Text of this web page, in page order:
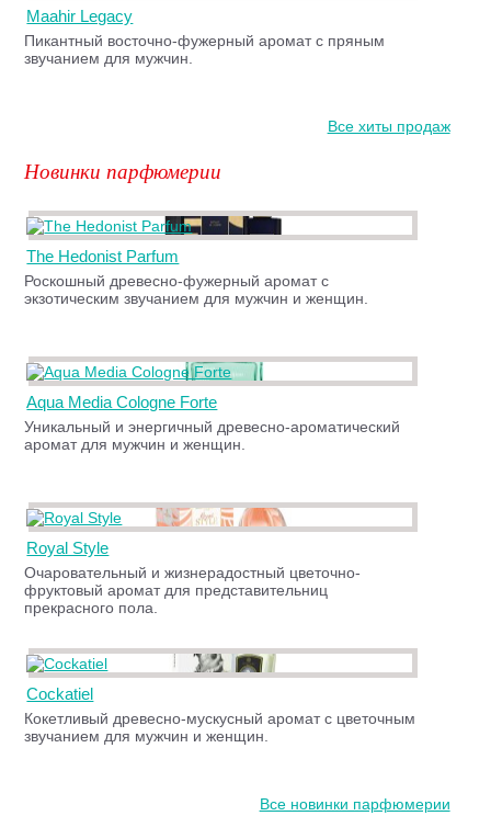
Maahir Legacy
Пикантный восточно-фужерный аромат с пряным
звучанием для мужчин.
Все хиты продаж
Новинки парфюмерии
The Hedonist Parfum
Роскошный древесно-фужерный аромат с
экзотическим звучанием для мужчин и женщин.
Aqua Media Cologne Forte
Уникальный и энергичный древесно-ароматический
аромат для мужчин и женщин.
Royal Style
Очаровательный и жизнерадостный цветочно-
фруктовый аромат для представительниц
прекрасного пола.
Cockatiel
Кокетливый древесно-мускусный аромат с цветочным
звучанием для мужчин и женщин.
Все новинки парфюмерии